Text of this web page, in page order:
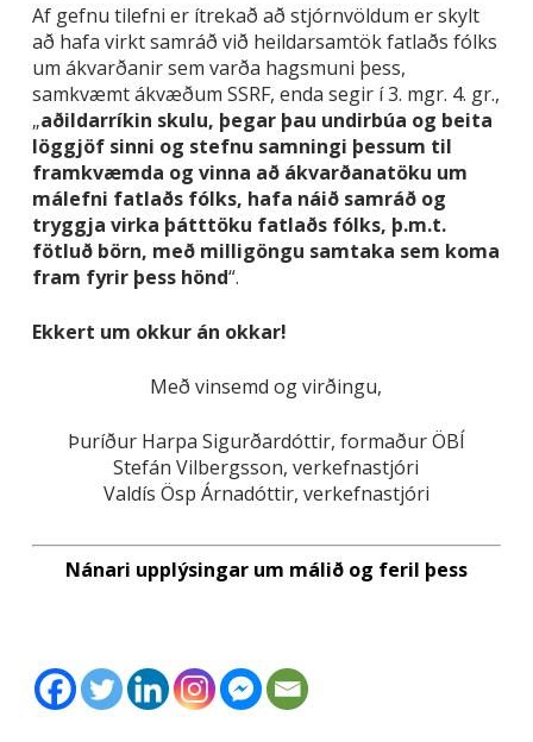
Af gefnu tilefni er ítrekað að stjórnvöldum er skylt
að hafa virkt samráð við heildarsamtök fatlaðs fólks
um ákvarðanir sem varða hagsmuni þess,
samkvæmt ákvæðum SSRF, enda segir í 3. mgr. 4. gr.,
„aðildarríkin skulu, þegar þau undirbúa og beita
löggjöf sinni og stefnu samningi þessum til
framkvæmda og vinna að ákvarðanatöku um
málefni fatlaðs fólks, hafa náið samráð og
tryggja virka þátttöku fatlaðs fólks, þ.m.t.
fötluð börn, með milligöngu samtaka sem koma
fram fyrir þess hönd“.
Ekkert um okkur án okkar!
Með vinsemd og virðingu,
Þuríður Harpa Sigurðardóttir, formaður ÖBÍ
Stefán Vilbergsson, verkefnastjóri
Valdís Ösp Árnadóttir, verkefnastjóri
Nánari upplýsingar um málið og feril þess